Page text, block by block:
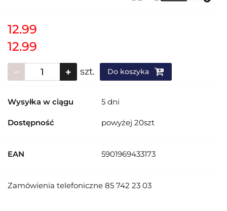
12.99
12.99
szt. Do koszyka
Wysyłka w ciągu 5 dni
Dostępność powyżej 20szt
EAN 5901969433173
Zamówienia telefoniczne 85 742 23 03